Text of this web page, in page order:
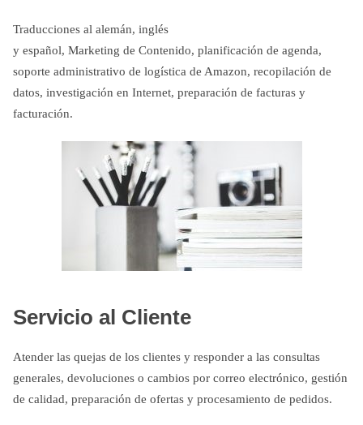
Traducciones al alemán, inglés
y español, Marketing de Contenido, planificación de agenda,
soporte administrativo de logística de Amazon, recopilación de
datos, investigación en Internet, preparación de facturas y
facturación.
Servicio al Cliente
Atender las quejas de los clientes y responder a las consultas
generales, devoluciones o cambios por correo electrónico, gestión
de calidad, preparación de ofertas y procesamiento de pedidos.